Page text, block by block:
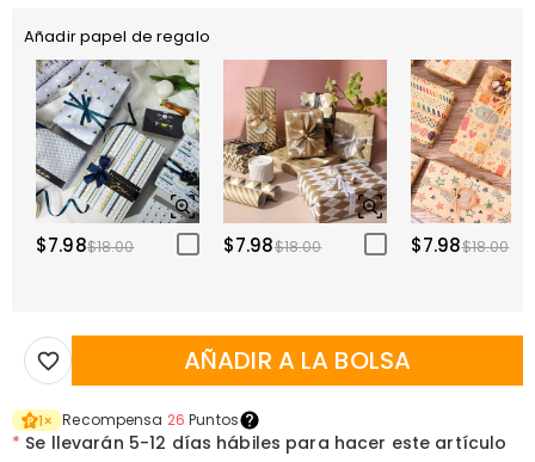
Añadir papel de regalo
$7.98$18.00 $7.98$18.00 $7.98$18.00
AÑADIR A LA BOLSA
1× Recompensa 26 Puntos
* Se llevarán 5-12 días hábiles para hacer este artículo